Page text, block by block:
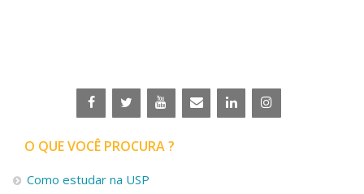
Projetos, Programas e Cursos
Artes, Cultura e Esportes
Museus e Espaços Interativos
Serviços
Apoio ao Estudante
O QUE VOCÊ PROCURA ?
Como estudar na USP